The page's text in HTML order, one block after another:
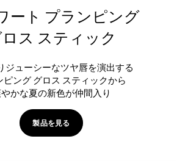
ート プランピング
ロス スティック
ジューシーなツヤ唇を演出する
ピング グロス スティックから
かな夏の新色が仲間入り
製品を見る